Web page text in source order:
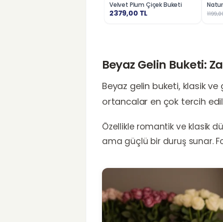
Velvet Plum Çiçek Buketi
2379,00 TL
%28
Beyaz Gelin Buketi:
Beyaz gelin buketi, klasik
ortancalar en çok tercih
Özellikle romantik ve klasik
ama güçlü bir duruş sunar.